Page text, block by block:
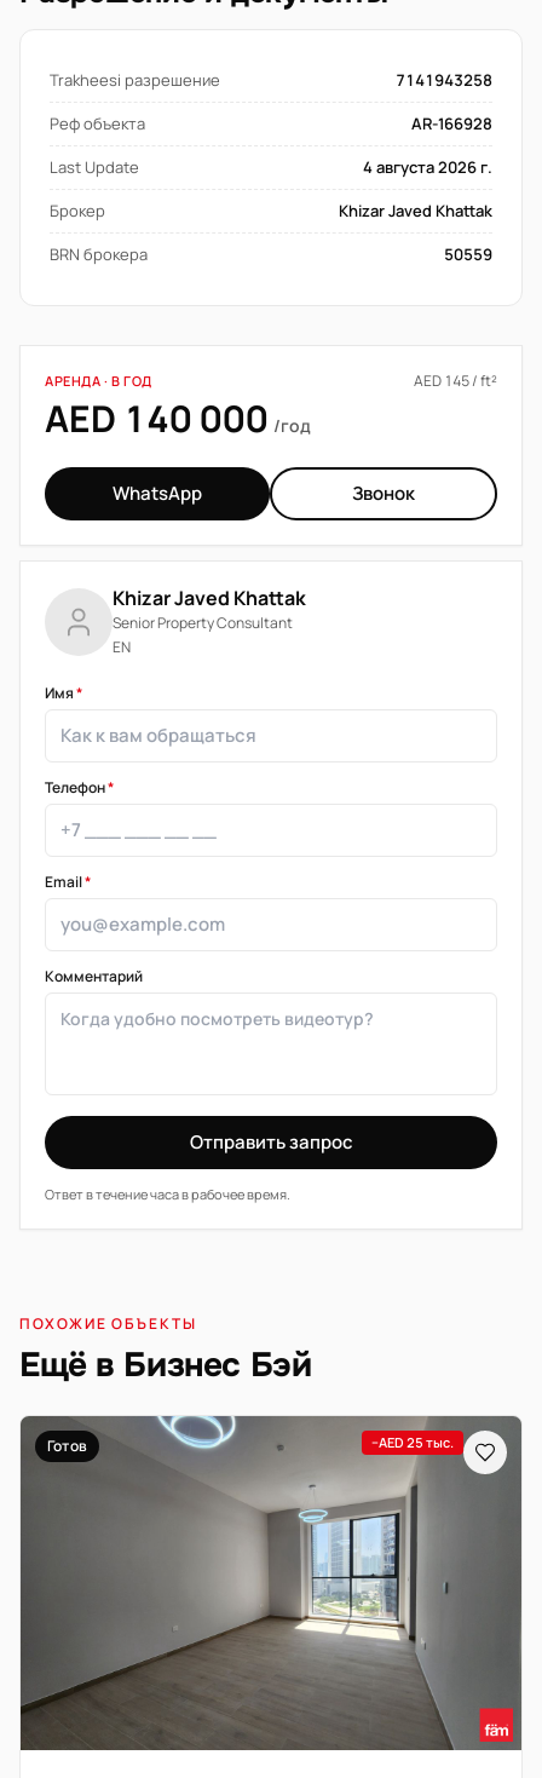
Trakheesi разрешение
7141943258
Реф объекта
AR-166928
Last Update
4 августа 2026 г.
Брокер
Khizar Javed Khattak
BRN брокера
50559
АРЕНДА · В ГОД AED 145 / ft²
AED 140 000 /год
WhatsApp Звонок
Khizar Javed Khattak
Senior Property Consultant
EN
Имя*
Телефон*
Email*
Комментарий
Отправить запрос
Ответ в течение часа в рабочее время.
ПОХОЖИЕ ОБЪЕКТЫ
Ещё в Бизнес Бэй
Готов −AED 25 тыс.